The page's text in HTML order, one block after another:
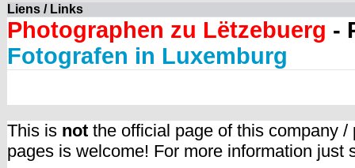
Liens / Links
Photographen zu Lëtzebuerg -
Fotografen in Luxemburg
This is not the official page of this company
pages is welcome! For more information just